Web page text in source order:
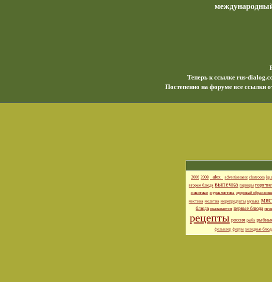
Теперь к ссылке rus-
Постепенно на форуме все ссылки
2006 2008 _alex_ advertisement chatroom
вторые блюда выпечка гарниры
животные журналистика здоровый образ
мистика молитва морепродукты музыка
блюда оказывается первые блюда
рецепты россия рыба
фольклор форум холодные